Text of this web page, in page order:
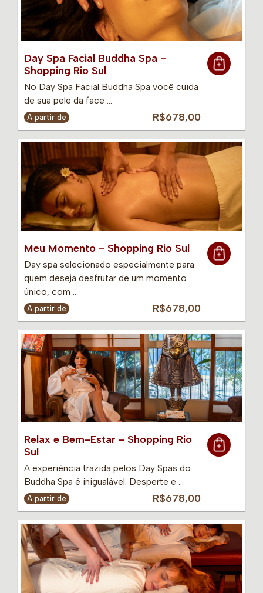
Day Spa Facial Buddha Spa -
Shopping Rio Sul
No Day Spa Facial Buddha Spa você cuida
de sua pele da face …
A partir de R$678,00
Meu Momento - Shopping Rio Sul
Day spa selecionado especialmente para
quem deseja desfrutar de um momento
único, com …
A partir de R$678,00
Relax e Bem-Estar - Shopping Rio
Sul
A experiência trazida pelos Day Spas do
Buddha Spa é inigualável. Desperte e …
A partir de R$678,00